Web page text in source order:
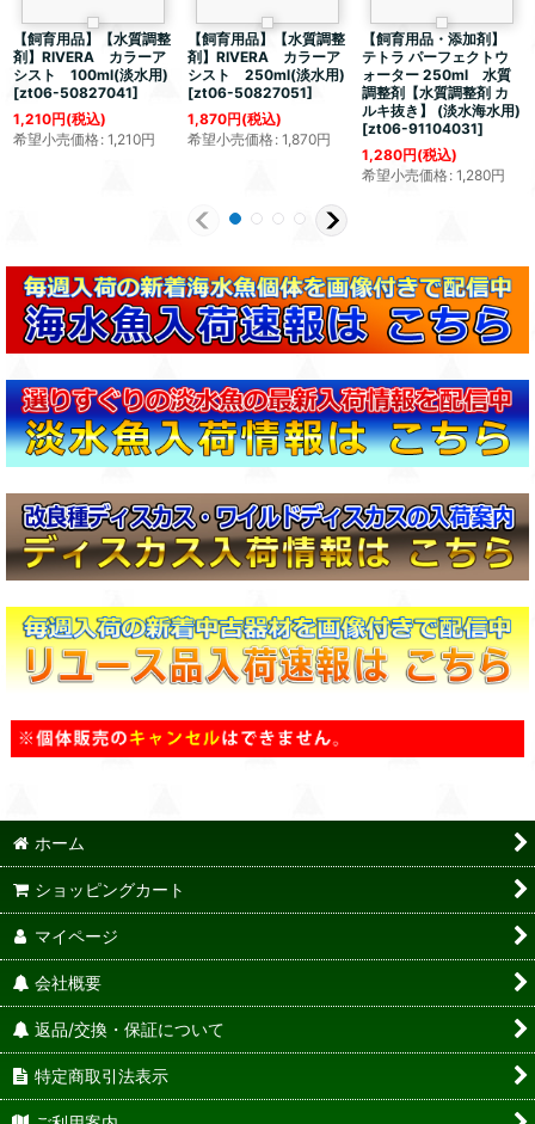
【飼育用品】【水質調整
剤】RIVERA カラーア
シスト 100ml(淡水用)
[zt06-50827041]
1,210円(税込)
希望小売価格: 1,210円
【飼育用品】【水質調整
剤】RIVERA カラーア
シスト 250ml(淡水用)
[zt06-50827051]
1,870円(税込)
希望小売価格: 1,870円
【飼育用品・添加剤】
テトラ パーフェクトウ
ォーター 250ml 水質
調整剤【水質調整剤 カ
ルキ抜き】 (淡水海水用)
[zt06-91104031]
1,280円(税込)
希望小売価格: 1,280円
ホーム
ショッピングカート
マイページ
会社概要
返品/交換・保証について
特定商取引法表示